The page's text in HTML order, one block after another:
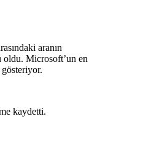
aranın
Microsoft’un en
gösteriyor.
kaydetti.